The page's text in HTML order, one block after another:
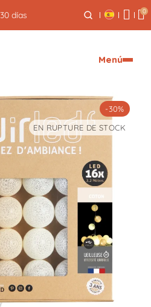
días 0
Menú
-30%
EN RUPTURE DE STOCK